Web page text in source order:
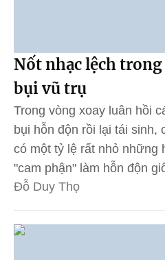
Nốt nhạc lệch
bụi vũ trụ
Trong vòng xoay luân hồi
bụi hỗn độn rồi lại tái sinh,
có một tỷ lệ rất nhỏ những
"cam phận" làm hỗn độn
Đỗ Duy Thọ